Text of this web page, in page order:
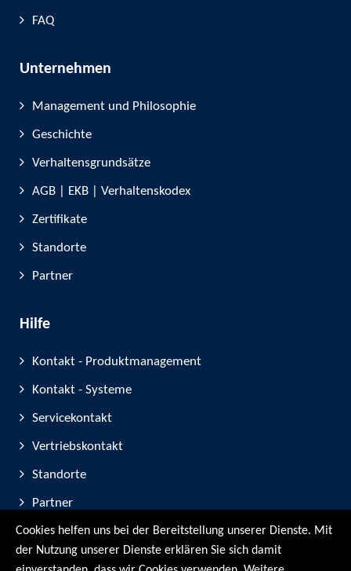
FAQ
Unternehmen
Management und Philosophie
Geschichte
Verhaltensgrundsätze
AGB | EKB | Verhaltenskodex
Zertifikate
Standorte
Partner
Hilfe
Kontakt - Produktmanagement
Kontakt - Systeme
Servicekontakt
Vertriebskontakt
Standorte
Partner
Geräte-Registrierung
Messe-Teilnahmen
Cookies helfen uns bei der Bereitstellung unserer Dienste. Mit
der Nutzung unserer Dienste erklären Sie sich damit